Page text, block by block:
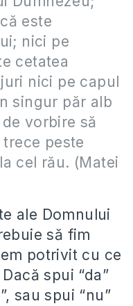
este
nici pe
cetatea
nici pe capul
singur păr alb
vorbire să
trece peste
cel rău. (Matei
ale Domnului
să fim
potrivit cu ce
spui “da”
sau spui “nu”